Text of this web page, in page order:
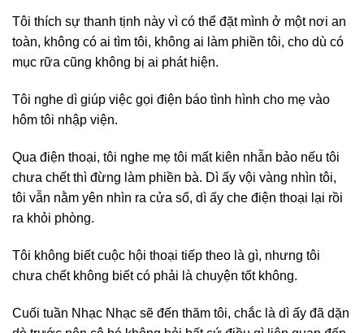
Tôi thích sự thanh tịnh này vì có thể đặt mình ở một nơi an
toàn, không có ai tìm tôi, không ai làm phiền tôi, cho dù có
mục rữa cũng không bị ai phát hiện.
Tôi nghe dì giúp việc gọi điện báo tình hình cho mẹ vào
hôm tôi nhập viện.
Qua điện thoại, tôi nghe mẹ tôi mất kiên nhẫn bảo nếu tôi
chưa chết thì đừng làm phiền bà. Dì ấy vội vàng nhìn tôi,
tôi vẫn nằm yên nhìn ra cửa sổ, dì ấy che điện thoại lại rồi
ra khỏi phòng.
Tôi không biết cuộc hội thoại tiếp theo là gì, nhưng tôi
chưa chết không biết có phải là chuyện tốt không.
Cuối tuần Nhạc Nhạc sẽ đến thăm tôi, chắc là dì ấy đã dặn